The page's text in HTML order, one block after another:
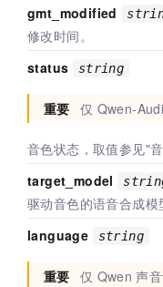
gmt_modified
修改时间。
status
string
重要 仅 Qwen-
音色状态，取值参见"音
target_model
驱动音色的语音合成模
language
string
重要 仅 Qwen 声